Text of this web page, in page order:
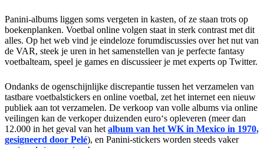
Panini-albums liggen soms vergeten in kasten, of ze staan trots op
boekenplanken. Voetbal online volgen staat in sterk contrast met dit
alles. Op het web vind je eindeloze forumdiscussies over het nut van
de VAR, steek je uren in het samenstellen van je perfecte fantasy
voetbalteam, speel je games en discussieer je met experts op Twitter.
Ondanks de ogenschijnlijke discrepantie tussen het verzamelen van
tastbare voetbalstickers en online voetbal, zet het internet een nieuw
publiek aan tot verzamelen. De verkoop van volle albums via online
veilingen kan de verkoper duizenden euro‘s opleveren (meer dan
12.000 in het geval van het album van het WK in Mexico in 1970,
gesigneerd door Pelé), en Panini-stickers worden steeds vaker